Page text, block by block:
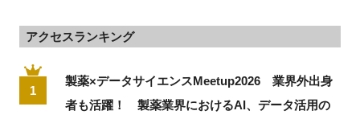
アクセスランキング
1
製薬×データサイエンスMeetup2026 業界外出身
者も活躍！ 製薬業界におけるAI、データ活用の